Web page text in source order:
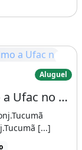
a Ufac noAluguel
Aluga-Se Apartamento Próximo a Ufac no Conj. Tucumã II
[...]